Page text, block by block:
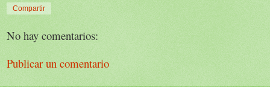
Compartir
No hay comentarios:
Publicar un comentario